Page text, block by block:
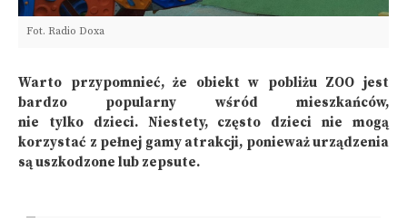
Fot. Radio Doxa
Warto przypomnieć, że obiekt w pobliżu ZOO jest
bardzo popularny wśród mieszkańców,
nie tylko dzieci. Niestety, często dzieci nie mogą
korzystać z pełnej gamy atrakcji, ponieważ urządzenia
są uszkodzone lub zepsute.